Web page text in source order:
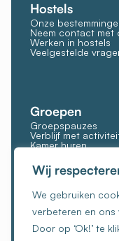
Hostels
Onze
Neem contact met
Werken in hostels
Veelgestelde
Groepen
Groepspauzes
Verblijf met
Kamer huren
Handvest
Wij
We gebruiken
verbeteren en ons
Door op ‘Ok!’ te